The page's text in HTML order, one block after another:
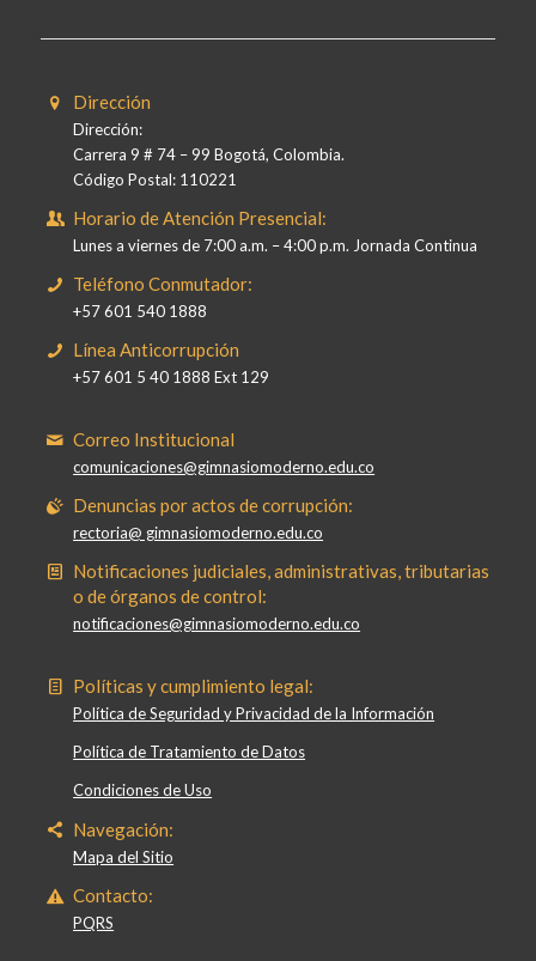
Dirección
Dirección:
Carrera 9 # 74 – 99 Bogotá, Colombia.
Código Postal: 110221
Horario de Atención Presencial:
Lunes a viernes de 7:00 a.m. – 4:00 p.m. Jornada Continua
Teléfono Conmutador:
+57 601 540 1888
Línea Anticorrupción
+57 601 5 40 1888 Ext 129
Correo Institucional
comunicaciones@gimnasiomoderno.edu.co
Denuncias por actos de corrupción:
rectoria@ gimnasiomoderno.edu.co
Notificaciones judiciales, administrativas, tributarias
o de órganos de control:
notificaciones@gimnasiomoderno.edu.co
Políticas y cumplimiento legal:
Política de Seguridad y Privacidad de la Información
Política de Tratamiento de Datos
Condiciones de Uso
Navegación:
Mapa del Sitio
Contacto:
PQRS